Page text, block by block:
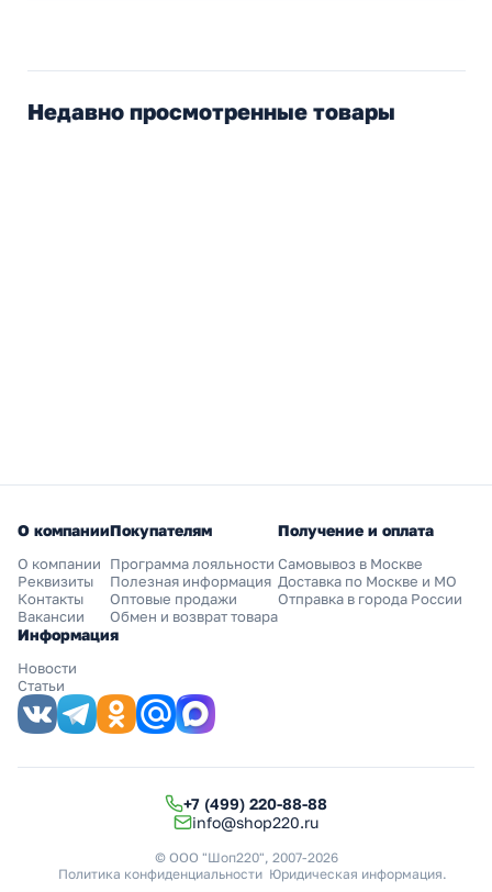
Недавно просмотренные товары
О компании
О компании
Реквизиты
Контакты
Вакансии
Покупателям
Программа лояльности
Полезная информация
Оптовые продажи
Обмен и возврат товара
Получение и оплата
Самовывоз в Москве
Доставка по Москве и МО
Отправка в города России
Информация
Новости
Статьи
+7 (499) 220-88-88
info@shop220.ru
© ООО "Шоп220", 2007-2026
Политика конфиденциальности Юридическая информация.